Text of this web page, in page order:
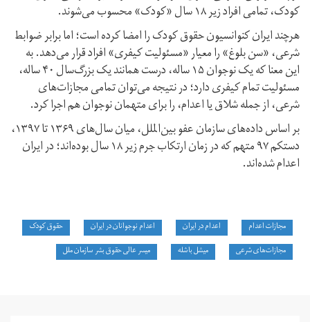
کودک، تمامی افراد زیر ۱۸ سال «کودک» محسوب می‌شوند.
هرچند ایران کنوانسیون حقوق کودک را امضا کرده است؛ اما برابر ضوابط
شرعی، «سن بلوغ» را معیار «مسئولیت کیفری» افراد قرار می‌دهد. به
این معنا که یک نوجوان ۱۵ ساله، درست همانند یک بزرگ‌سال ۴۰ ساله،
مسئولیت تمام کیفری دارد؛ در نتیجه می‌‌توان تمامی مجازات‌های
شرعی، از جمله شلاق یا اعدام، را برای متهمان نوجوان هم اجرا کرد.
بر اساس داده‌های سازمان عفو بین‌الملل، میان سال‌های ۱۳۶۹ تا ۱۳۹۷،
دستکم ۹۷ متهم که در زمان ارتکاب جرم زیر ۱۸ سال بوده‌اند؛ در ایران
اعدام شده‌اند.
مجازات اعدام اعدام در ایران اعدام نوجوانان در ایران
حقوق کودک
مجازات‌های شرعی
میشل باشله میسر عالی حقوق بشر سازمان ملل